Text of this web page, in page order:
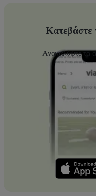
Κατεβάστε
Ανακαλύψτε τα